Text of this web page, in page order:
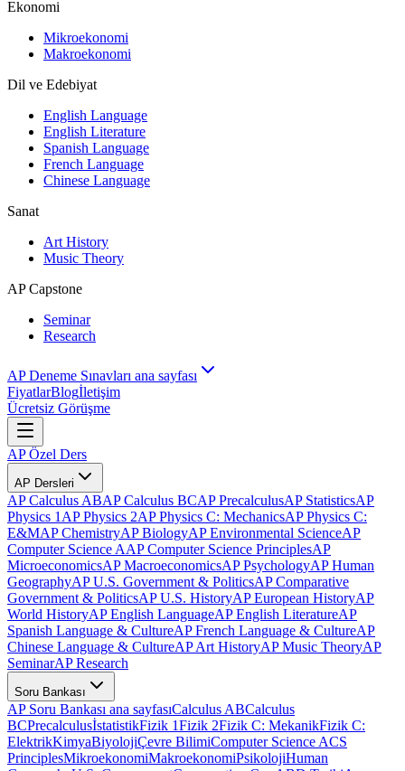
Ekonomi
Mikroekonomi
Makroekonomi
Dil ve Edebiyat
English Language
English Literature
Spanish Language
French Language
Chinese Language
Sanat
Art History
Music Theory
AP Capstone
Seminar
Research
AP Deneme Sınavları ana sayfası
FiyatlarBlogİletişim
Ücretsiz Görüşme
AP Özel Ders
AP Dersleri
AP Calculus ABAP Calculus BCAP PrecalculusAP StatisticsAP
Physics 1 AP Physics 2AP Physics C: MechanicsAP Physics C:
E&MAP ChemistryAP BiologyAP Environmental ScienceAP
Computer Science AAP Computer Science PrinciplesAP
MicroeconomicsAP MacroeconomicsAP PsychologyAP Human
GeographyAP U.S. Government & PoliticsAP Comparative
Government & PoliticsAP U.S. HistoryAP European HistoryAP
World HistoryAP English LanguageAP English LiteratureAP
Spanish Language & CultureAP French Language & CultureAP
Chinese Language & CultureAP Art HistoryAP Music TheoryAP
SeminarAP Research
Soru Bankası
AP Soru Bankası ana sayfasıCalculus ABCalculus
BCPrecalculusİstatistikFizik 1Fizik 2Fizik C: MekanikFizik C:
ElektrikKimyaBiyolojiÇevre BilimiComputer Science ACS
PrinciplesMikroekonomiMakroekonomiPsikolojiHuman